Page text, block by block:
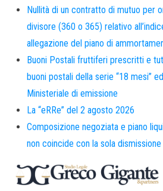
Nullità di un contratto di mutuo per
divisore (360 o 365) relativo
allegazione del piano di
Buoni Postali fruttiferi prescritti e
buoni postali della serie “18 mesi”
Ministeriale di emissione
La “eRRe” del 2 agosto 2026
Composizione negoziata e piano
non coincide con la sola